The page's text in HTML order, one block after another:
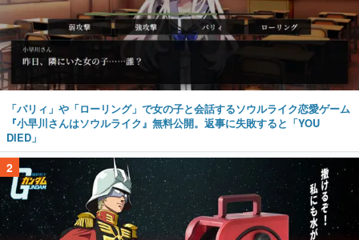
「パリィ」や「ローリング」で女の子と会話するソウルライク恋愛ゲーム
『小早川さんはソウルライク』無料公開。返事に失敗すると「YOU
DIED」
2